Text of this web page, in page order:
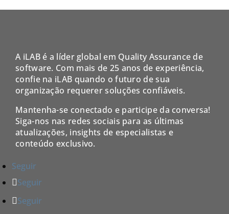
A iLAB é a líder global em Quality Assurance de
software. Com mais de 25 anos de experiência,
confie na iLAB quando o futuro de sua
organização requerer soluções confiáveis.
Mantenha-se conectado e participe da conversa!
Siga-nos nas redes sociais para as últimas
atualizações, insights de especialistas e
conteúdo exclusivo.
Seguir
Seguir
Seguir